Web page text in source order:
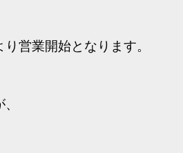
営業開始となります。